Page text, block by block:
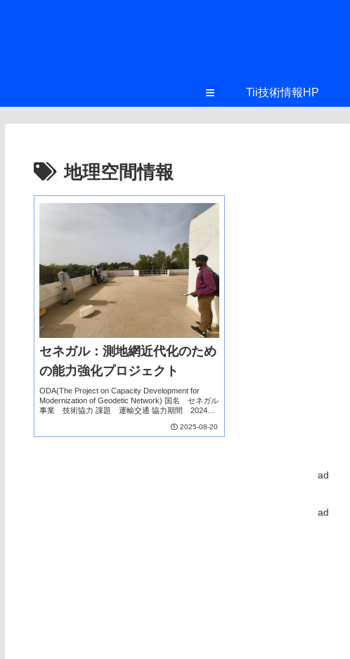
≡ Tii技術情報HP
地理空間情報
セネガル：測地網近代化のため
の能力強化プロジェクト
ODA(The Project on Capacity Development for
Modernization of Geodetic Network) 国名 セネガル
事業 技術協力 課題 運輸交通 協力期間 2024年
2025-08-20
ad
ad